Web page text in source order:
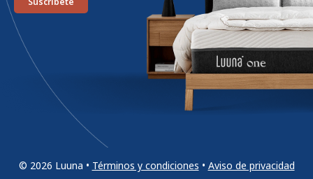
© 2026 Luuna • Términos y condiciones • Aviso de privacidad